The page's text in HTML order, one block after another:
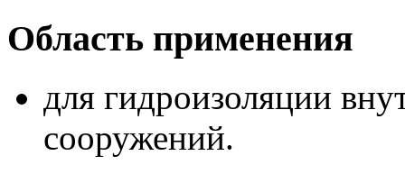
Область применения
для гидроизоляции
сооружений.